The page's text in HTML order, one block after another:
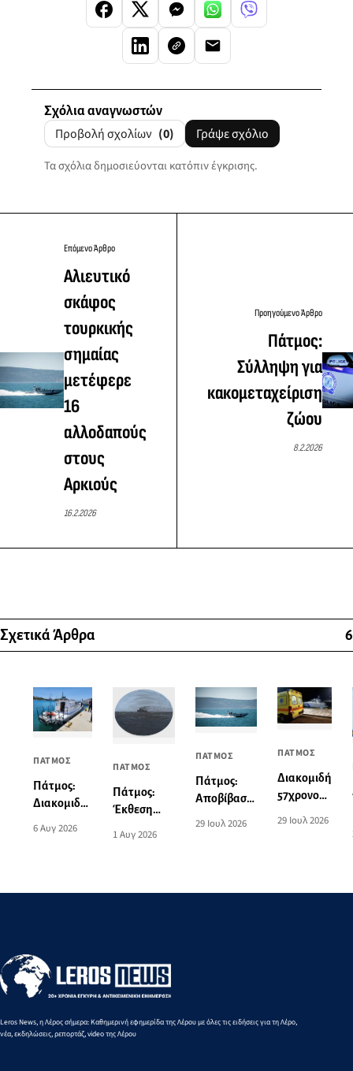
Σχόλια αναγνωστών
Προβολή σχολίων (0) Γράψε σχόλιο
Τα σχόλια δημοσιεύονται κατόπιν έγκρισης.
Επόμενο Άρθρο
Αλιευτικό
σκάφος
τουρκικής
σημαίας
μετέφερε
16
αλλοδαπούς
στους
Αρκιούς
16.2.2026
Προηγούμενο Άρθρο
Πάτμος:
Σύλληψη για
κακομεταχείριση
ζώου
8.2.2026
Σχετικά Άρθρα 6
ΠΑΤΜΟΣ
Πάτμος:
Διακομιδή
στη Λέρο
6 Αυγ 2026
ΠΑΤΜΟΣ
Πάτμος:
Έκθεση
του Norman
Σταύρακα
1 Αυγ 2026
ΠΑΤΜΟΣ
Πάτμος:
Αποβίβαση
29 Ιουλ 2026
ΠΑΤΜΟΣ
Διακομιδή
57χρονου
29 Ιουλ 2026
Leros News, η Λέρος σήμερα: Καθημερινή εφημερίδα της Λέρου με όλες τις ειδήσεις για τη Λέρο,
νέα, εκδηλώσεις, ρεπορτάζ, video της Λέρου